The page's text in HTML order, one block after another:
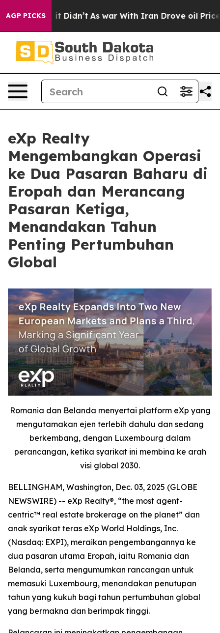
AGP PICKS
it Didn’t As war With Iran Drove oil Prices
eXp Realty
Mengembangkan Operasi
ke Dua Pasaran Baharu di
Eropah dan Merancang
Pasaran Ketiga,
Menandakan Tahun
Penting Pertumbuhan
Global
Romania dan Belanda menyertai platform eXp yang
mengutamakan ejen terlebih dahulu dan sedang
berkembang, dengan Luxembourg dalam
perancangan, ketika syarikat ini membina ke arah
visi global 2030.
BELLINGHAM, Washington, Dec. 03, 2025 (GLOBE
NEWSWIRE) -- eXp Realty®, “the most agent-
centric™ real estate brokerage on the planet” dan
anak syarikat teras eXp World Holdings, Inc.
(Nasdaq: EXPI), meraikan pengembangannya ke
dua pasaran utama Eropah, iaitu Romania dan
Belanda, serta mengumumkan rancangan untuk
memasuki Luxembourg, menandakan penutupan
tahun yang kukuh bagi tahun pertumbuhan global
yang bermakna dan berimpak tinggi.